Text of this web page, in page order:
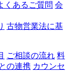
くあるご質問 会
古物営業法に基
ご相談の流れ 料
の連携 カウンセ